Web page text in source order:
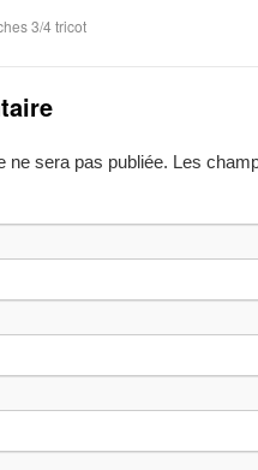
3/4 tricot
ne sera pas publiée. Les